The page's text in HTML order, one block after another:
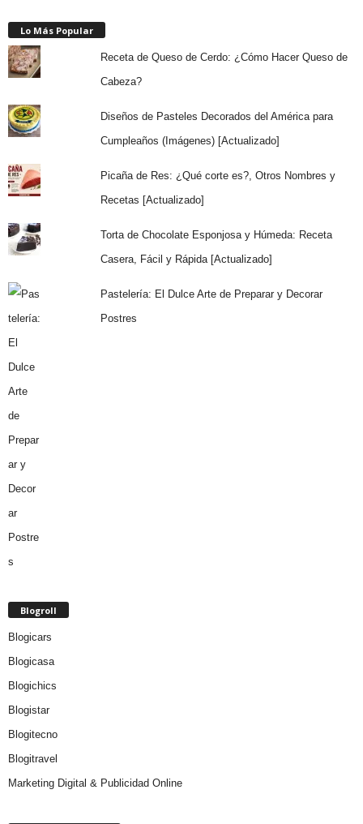
Lo Más Popular
Receta de Queso de Cerdo: ¿Cómo Hacer Queso de
Cabeza?
Diseños de Pasteles Decorados del América para
Cumpleaños (Imágenes) [Actualizado]
Picaña de Res: ¿Qué corte es?, Otros Nombres y
Recetas [Actualizado]
Torta de Chocolate Esponjosa y Húmeda: Receta
Casera, Fácil y Rápida [Actualizado]
Pastelería: El Dulce Arte de Preparar y Decorar
Postres
Blogroll
Blogicars
Blogicasa
Blogichics
Blogistar
Blogitecno
Blogitravel
Marketing Digital & Publicidad Online